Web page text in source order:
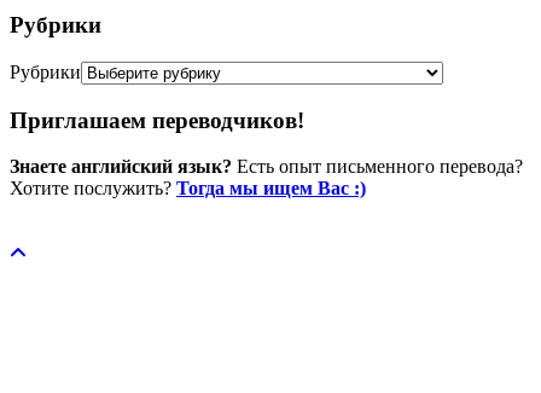
Рубрики
Рубрики
Приглашаем переводчиков!
Знаете английский язык? Есть опыт письменного перевода?
Хотите послужить? Тогда мы ищем Вас :)